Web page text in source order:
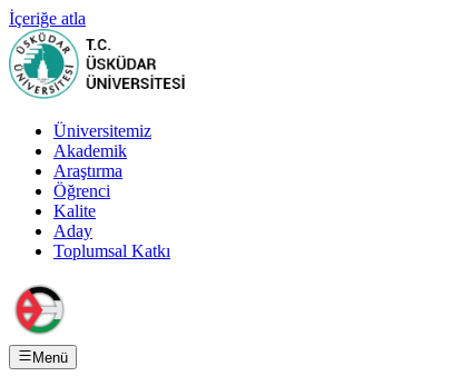
İçeriğe atla
Üniversitemiz
Akademik
Araştırma
Öğrenci
Kalite
Aday
Toplumsal Katkı
Menü